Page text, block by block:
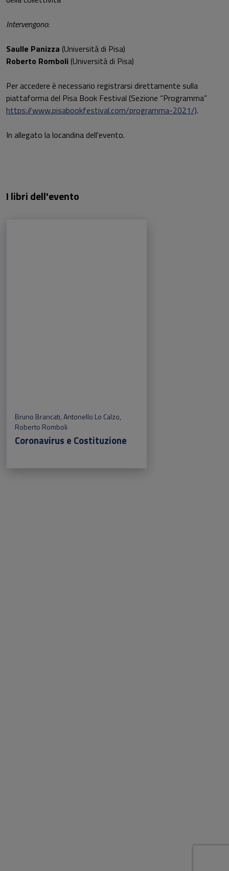
Intervengono:
Saulle Panizza (Università di Pisa)
Roberto Romboli (Università di Pisa)
Per accedere è necessario registrarsi direttamente sulla
piattaforma del Pisa Book Festival (Sezione “Programma”
https://www.pisabookfestival.com/programma-2021/).
In allegato la locandina dell'evento.
I libri dell'evento
Bruno Brancati,Antonello Lo Calzo,
Roberto Romboli
Coronavirus e Costituzione